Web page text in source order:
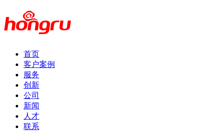
首页
客户案例
服务
创新
公司
新闻
人才
联系